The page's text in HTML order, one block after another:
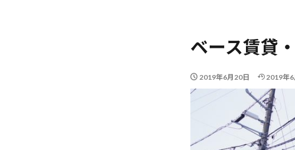
ベース賃貸
2019年6月20日 2019年